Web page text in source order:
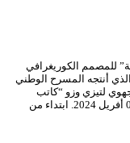
للمصمم الكوريغرافي
أنتجه المسرح الوطني
لتيزي وزو “كاتب
ياسين” أن يصنع فرجة استثنائية مساء يوم الخميس 09 أفريل 2024. ابتداء من